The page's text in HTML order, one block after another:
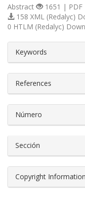
Abstract
1651 | PDF
158 XML (Redalyc)
0 HTLM (Redalyc)
Keywords
References
Número
Sección
Copyright Information